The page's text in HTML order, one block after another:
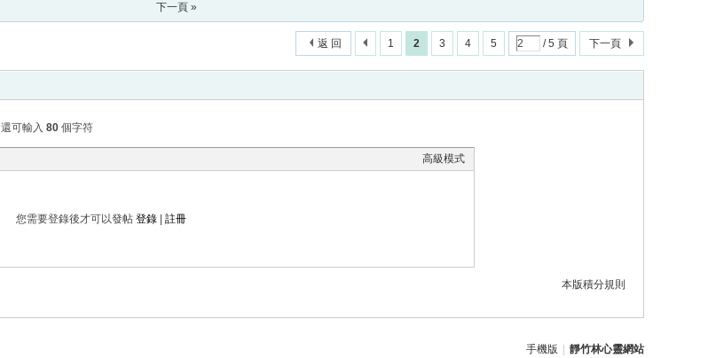
下一頁 »
1 2 3 4 5 / 5 頁 下一頁
返 回
還可輸入 80 個字符
高級模式
您需要登錄後才可以發帖 登錄| 註冊
本版積分規則
手機版 靜竹林心靈網站